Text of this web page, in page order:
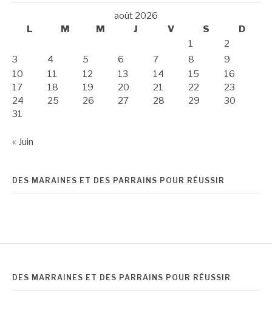
août 2026
L
M M J V S
D
1
2
3
4 5 6 7 8
9
10
11 12 13 14 15
16
17
18 19 20 21 22
23
24
25 26 27 28 29
30
31
« Juin
DES MARAINES ET DES PARRAINS POUR RÉUSSIR
DES MARRAINES ET DES PARRAINS POUR RÉUSSIR